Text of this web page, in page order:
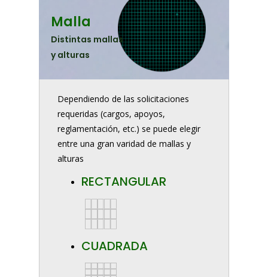
Malla
Distintas mallas
y alturas
Dependiendo de las solicitaciones
requeridas (cargos, apoyos,
reglamentación, etc.) se puede elegir
entre una gran varidad de mallas y
alturas
RECTANGULAR
CUADRADA